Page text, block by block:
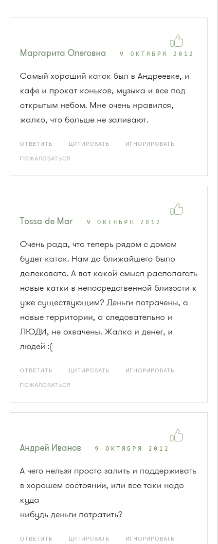
Маргарита Олеговна 9 ОКТЯБРЯ 2012
Самый хороший каток был в Андреевке, и
кафе и прокат коньков, музыка и все под
открытым небом. Мне очень нравился,
жалко, что больше не заливают.
ОТВЕТИТЬ ЦИТИРОВАТЬ ИГНОРИРОВАТЬ
ПОЖАЛОВАТЬСЯ
Tossa de Mar 9 ОКТЯБРЯ 2012
Очень рада, что теперь рядом с домом
будет каток. Нам до ближайшего было
далековато. А вот какой смысл располагать
новые катки в непосредственной близости к
уже существующим? Деньги потрачены, а
новые территории, а следовательно и
ЛЮДИ, не охвачены. Жалко и денег, и
людей :(
ОТВЕТИТЬ ЦИТИРОВАТЬ ИГНОРИРОВАТЬ
ПОЖАЛОВАТЬСЯ
Андрей Иванов 9 ОКТЯБРЯ 2012
А чего нельзя просто залить и поддерживать
в хорошем состоянии, или все таки надо
куда
нибудь деньги потратить?
ОТВЕТИТЬ ЦИТИРОВАТЬ ИГНОРИРОВАТЬ